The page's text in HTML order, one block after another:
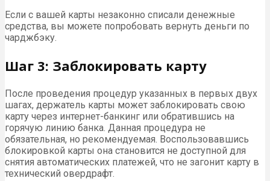
Если с вашей карты незаконно списали денежные
средства, вы можете попробовать вернуть деньги по
чарджбэку.
Шаг 3: Заблокировать карту
После проведения процедур указанных в первых двух
шагах, держатель карты может заблокировать свою
карту через интернет-банкинг или обратившись на
горячую линию банка. Данная процедура не
обязательная, но рекомендуемая. Воспользовавшись
блокировкой карты она становится не доступной для
снятия автоматических платежей, что не загонит карту в
технический овердрафт.